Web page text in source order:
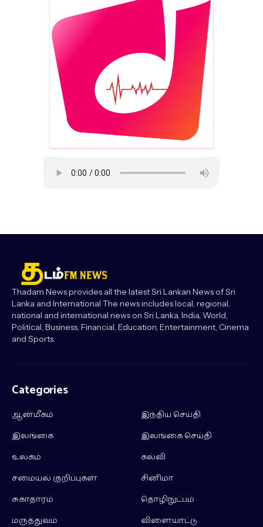
Thadam News provides all the latest Sri Lankan News of Sri
Lanka and International The news includes local, regional,
national and international news on Sri Lanka, India, World,
Political, Business, Financial, Education, Entertainment, Cinema
and Sports.
Categories
ஆன்மீகம்
இந்திய செய்தி
இலங்கை
இலங்கை செய்தி
உலகம்
கல்வி
சமையல் குறிப்புகள்
சினிமா
சுகாதாரம்
தொழிநுட்பம்
மருத்துவம்
விளையாட்டு